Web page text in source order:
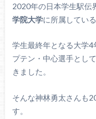
2020年の日本学生駅伝
学院大学に所属している
学生最終年となる大学
プテン・中心選手とし
きました。
そんな神林勇太さんも
す。